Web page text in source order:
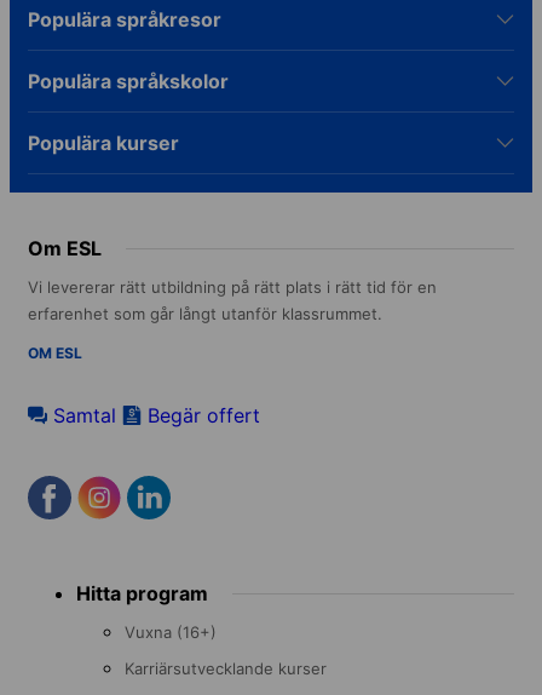
Populära språkresor
Populära språkskolor
Populära kurser
Om ESL
Vi levererar rätt utbildning på rätt plats i rätt tid för en
erfarenhet som går långt utanför klassrummet.
OM ESL
Samtal Begär offert
menu Hitta program
Vuxna (16+)
Karriärsutvecklande kurser